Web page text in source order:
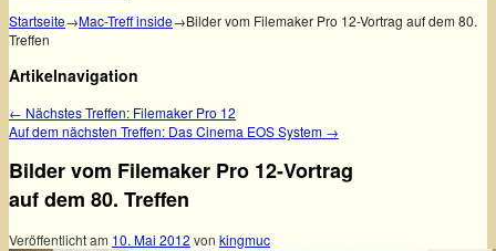
Startseite→Mac-Treff inside→Bilder vom Filemaker Pro 12-Vortrag auf dem 80.
Treffen
Artikelnavigation
← Nächstes Treffen: Filemaker Pro 12
Auf dem nächsten Treffen: Das Cinema EOS System →
Bilder vom Filemaker Pro 12-Vortrag
auf dem 80. Treffen
Veröffentlicht am 10. Mai 2012 von kingmuc